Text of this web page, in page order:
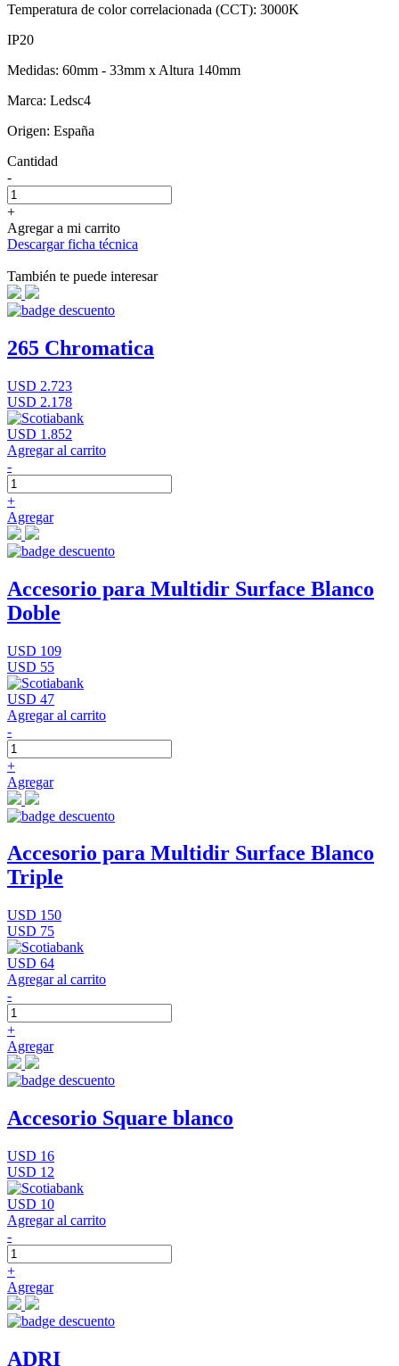
Temperatura de color correlacionada (CCT): 3000K
IP20
Medidas: 60mm - 33mm x Altura 140mm
Marca: Ledsc4
Origen: España
Cantidad
-
+
Agregar a mi carrito
Descargar ficha técnica
También te puede interesar
265 Chromatica
USD 2.723
USD 2.178
USD 1.852
Agregar al carrito
-
+
Agregar
Accesorio para Multidir Surface Blanco
Doble
USD 109
USD 55
USD 47
Agregar al carrito
-
+
Agregar
Accesorio para Multidir Surface Blanco
Triple
USD 150
USD 75
USD 64
Agregar al carrito
-
+
Agregar
Accesorio Square blanco
USD 16
USD 12
USD 10
Agregar al carrito
-
+
Agregar
ADRI